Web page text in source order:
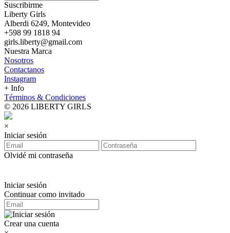
Suscribirme
Liberty Girls
Alberdi 6249, Montevideo
+598 99 1818 94
girls.liberty@gmail.com
Nuestra Marca
Nosotros
Contactanos
Instagram
+ Info
Términos & Condiciones
© 2026 LIBERTY GIRLS
×
Iniciar sesión
Olvidé mi contraseña
Iniciar sesión
Continuar como invitado
Crear una cuenta